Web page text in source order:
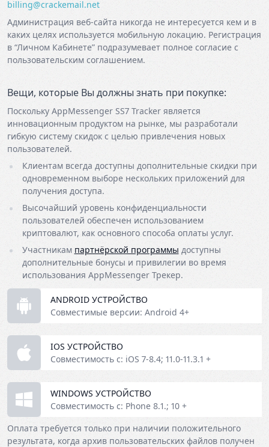
billing@‌crackemail.net
Администрация веб-сайта никогда не интересуется кем и в
каких целях используется мобильную локацию. Регистрация
в “Личном Кабинете” подразумевает полное согласие с
пользовательским соглашением.
Вещи, которые Вы должны знать при покупке:
Поскольку AppMessenger SS7 Tracker является
инновационным продуктом на рынке, мы разработали
гибкую систему скидок с целью привлечения новых
пользователей.
Клиентам всегда доступны дополнительные скидки при
одновременном выборе нескольких приложений для
получения доступа.
Высочайший уровень конфиденциальности
пользователей обеспечен использованием
криптовалют, как основного способа оплаты услуг.
Участникам партнёрской программы доступны
дополнительные бонусы и привилегии во время
использования AppMessenger Трекер.
ANDROID УСТРОЙСТВО
Совместимые версии: Android 4+
IOS УСТРОЙСТВО
Совместимость с: iOS 7-8.4; 11.0-11.3.1 +
WINDOWS УСТРОЙСТВО
Совместимость с: Phone 8.1.; 10 +
Оплата требуется только при наличии положительного
результата, когда архив пользовательских файлов получен